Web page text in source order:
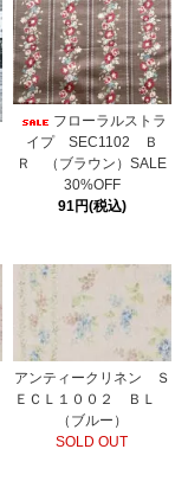
フローラルストラ
イプ SEC1102 Ｂ
Ｒ （ブラウン）SALE
30%OFF
91円(税込)
アンティークリネン Ｓ
ＥＣＬ１００２ ＢＬ
（ブルー）
SOLD OUT